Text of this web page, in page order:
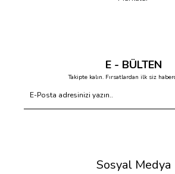
E - BÜLTEN
Takipte kalın. Fırsatlardan ilk siz
Sosyal Medya